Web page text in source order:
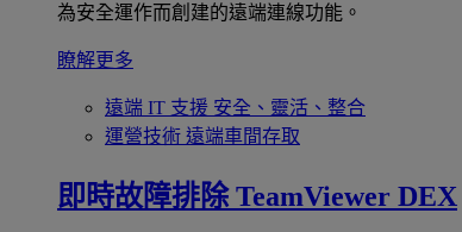
為安全運作而創建的遠端連線功能。
瞭解更多
遠端 IT 支援 安全、靈活、整合
運營技術 遠端車間存取
即時故障排除 TeamViewer DEX